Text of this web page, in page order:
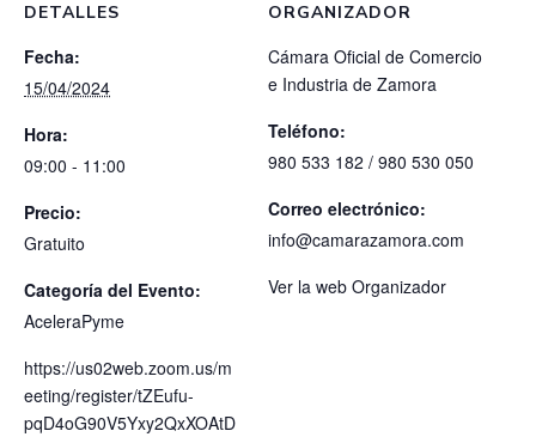
DETALLES
Fecha:
15/04/2024
Hora:
09:00 - 11:00
Precio:
Gratuito
Categoría del Evento:
AceleraPyme
https://us02web.zoom.us/m
eeting/register/tZEufu-
pqD4oG90V5Yxy2QxXOAtD
ORGANIZADOR
Cámara Oficial de Comercio
e Industria de Zamora
Teléfono:
980 533 182 / 980 530 050
Correo electrónico:
info@camarazamora.com
Ver la web Organizador